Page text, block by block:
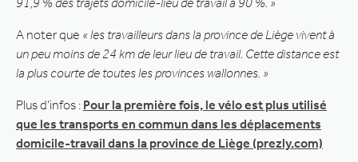
A noter que « les travailleurs dans la province de Liège vivent à
un peu moins de 24 km de leur lieu de travail. Cette distance est
la plus courte de toutes les provinces wallonnes. »
Plus d’infos : Pour la première fois, le vélo est plus utilisé
que les transports en commun dans les déplacements
domicile-travail dans la province de Liège (prezly.com)